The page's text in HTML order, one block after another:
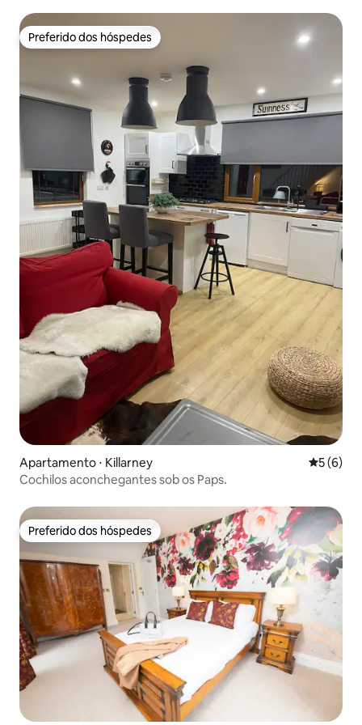
Preferido dos hóspedes
Preferido dos hóspedes
Apartamento ⋅ Killarney 5 de
5 (6)
Cochilos aconchegantes sob os Paps.
Preferido dos hóspedes
Preferido dos hóspedes